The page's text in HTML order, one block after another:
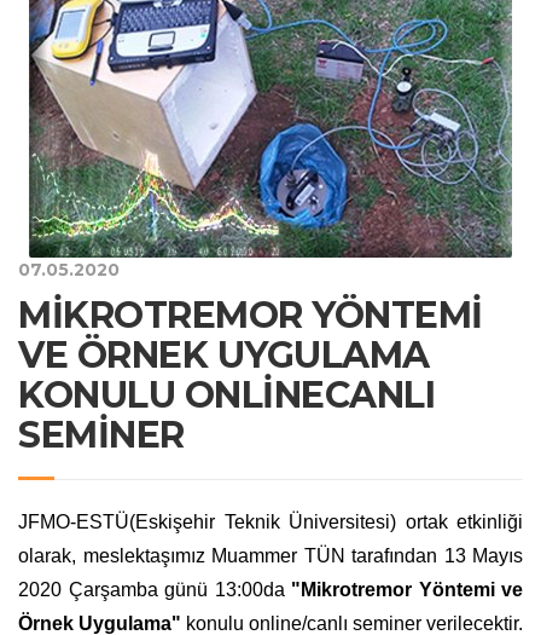
07.05.2020
MİKROTREMOR YÖNTEMİ
VE ÖRNEK UYGULAMA
KONULU ONLİNECANLI
SEMİNER
JFMO-ESTÜ(Eskişehir Teknik Üniversitesi) ortak etkinliği
olarak, meslektaşımız Muammer TÜN tarafından 13 Mayıs
2020 Çarşamba günü 13:00da "Mikrotremor Yöntemi ve
Örnek Uygulama" konulu online/canlı seminer verilecektir.